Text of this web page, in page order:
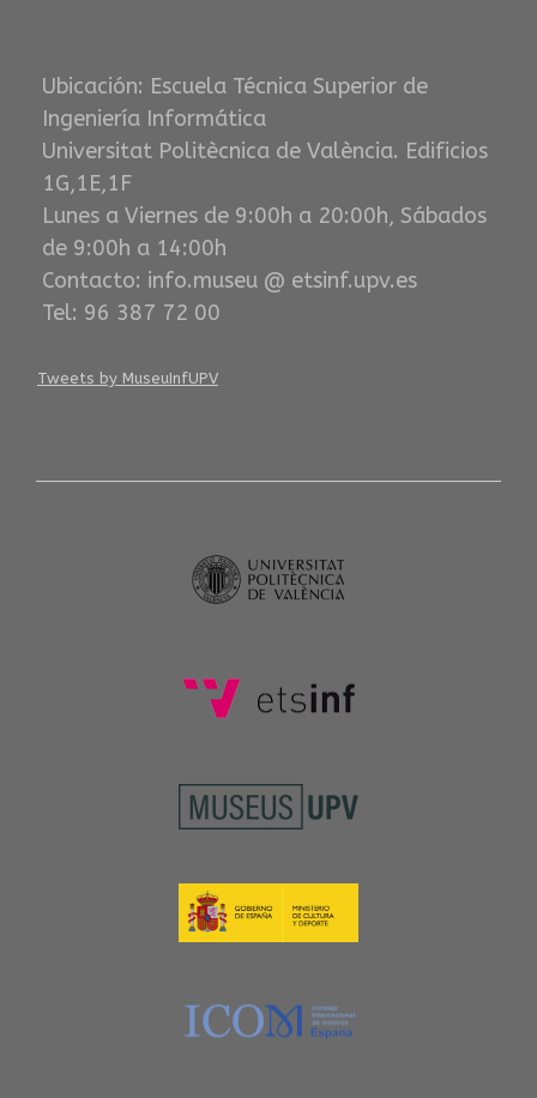
Ubicación: Escuela Técnica Superior de
Ingeniería Informática
Universitat Politècnica de València. Edificios
1G,1E,1F
Lunes a Viernes de 9:00h a 20:00h, Sábados
de 9:00h a 14:00h
Contacto: info.museu @ etsinf.upv.es
Tel: 96 387 72 00
Tweets by MuseuInfUPV